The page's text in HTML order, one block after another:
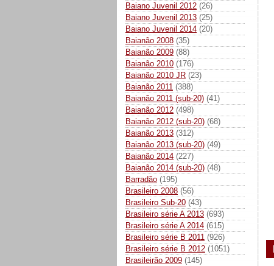
Baiano Juvenil 2012 (26)
Baiano Juvenil 2013 (25)
Baiano Juvenil 2014 (20)
Baianão 2008 (35)
Baianão 2009 (88)
Baianão 2010 (176)
Baianão 2010 JR (23)
Baianão 2011 (388)
Baianão 2011 (sub-20) (41)
Baianão 2012 (498)
Baianão 2012 (sub-20) (68)
Baianão 2013 (312)
Baianão 2013 (sub-20) (49)
Baianão 2014 (227)
Baianão 2014 (sub-20) (48)
Barradão (195)
Brasileiro 2008 (56)
Brasileiro Sub-20 (43)
Brasileiro série A 2013 (693)
Brasileiro série A 2014 (615)
Brasileiro série B 2011 (926)
Brasileiro série B 2012 (1051)
Brasileirão 2009 (145)